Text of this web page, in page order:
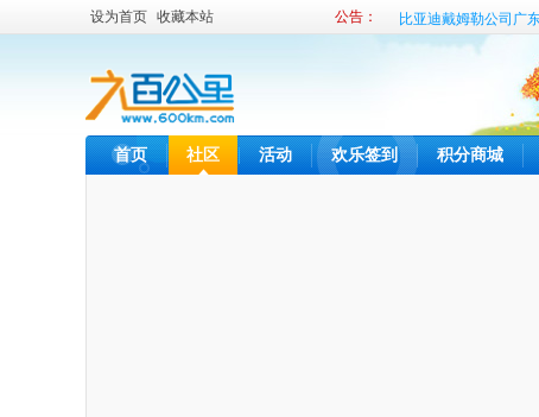
设为首页 收藏本站
首页 社区 活动 欢乐签到 积分商城
公告：
比亚迪戴姆勒公司广
比亚迪内部租车发布帖